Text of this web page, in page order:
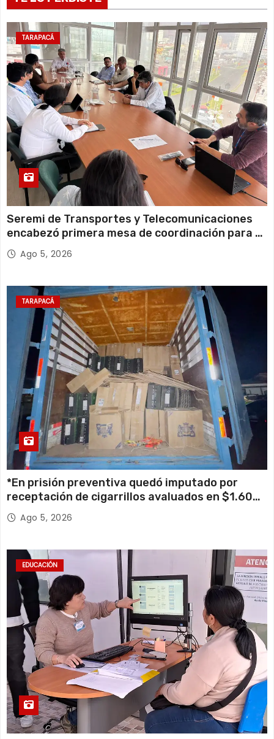
Martes
12 de agosto
Miércoles 22°C 19°C
13 de agosto
Jueves 21°C 18°C
TARAPACÁ
Seremi de Transportes y Telecomunicaciones
encabezó primera mesa de coordinación para el
retiro de cables en desuso en Iquique
Ago 5, 2026
TARAPACÁ
*En prisión preventiva quedó imputado por
receptación de cigarrillos avaluados en $1.600
millones*
Ago 5, 2026
EDUCACIÓN